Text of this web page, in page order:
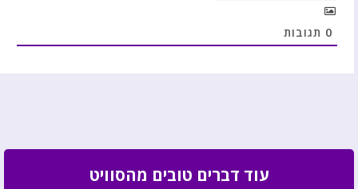
0 תגובות
עוד דברים טובים מהסוויט